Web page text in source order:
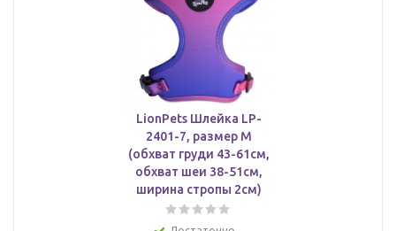
LionPets Шлейка LP-
2401-7, размер М
(обхват груди 43-61см,
обхват шеи 38-51см,
ширина стропы 2см)